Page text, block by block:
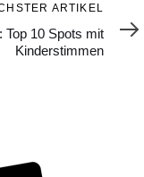
ARTIKEL
Top 10 Spots mit
Kinderstimmen